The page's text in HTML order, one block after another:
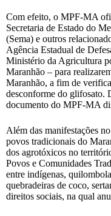
Com efeito, o MPF-MA
Secretaria de Estado do
(Sema) e outros
Agência Estadual de
Ministério da Agricultura
Maranhão – para
Maranhão, a fim de
desconforme do glifosato.
documento do MPF-MA
Além das manifestações
povos tradicionais do
dos agrotóxicos no
Povos e Comunidades
entre indígenas,
quebradeiras de coco,
direitos sociais, na qual